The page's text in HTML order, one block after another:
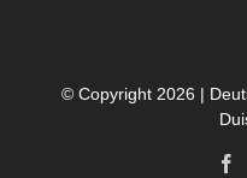
© Copyright 2026 |